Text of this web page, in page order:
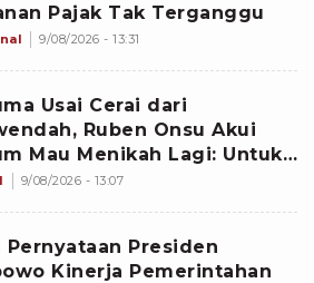
Pajak Tak Terganggu
9/08/2026 - 13:31
Usai Cerai dari
Ruben Onsu Akui
Mau Menikah Lagi: Untuk
Belum
9/08/2026 - 13:07
Pernyataan Presiden
Kinerja Pemerintahan